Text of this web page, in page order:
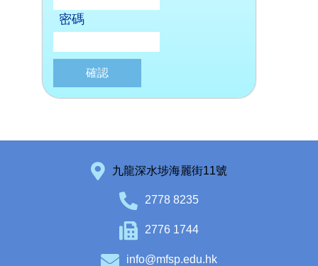
密碼
九龍深水埗海麗街11號
2778 8235
2776 1744
info@mfsp.edu.hk